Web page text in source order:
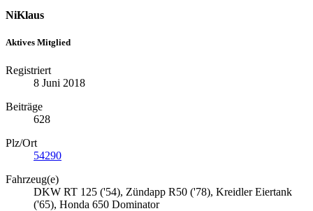
NiKlaus
Aktives Mitglied
Registriert
8 Juni 2018
Beiträge
628
Plz/Ort
54290
Fahrzeug(e)
DKW RT 125 ('54), Zündapp R50 ('78), Kreidler Eiertank
('65), Honda 650 Dominator